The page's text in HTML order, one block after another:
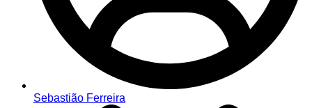
Sebastião Ferreira